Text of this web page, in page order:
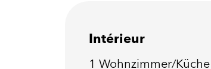
Intérieur
1 Wohnzimmer/Küche